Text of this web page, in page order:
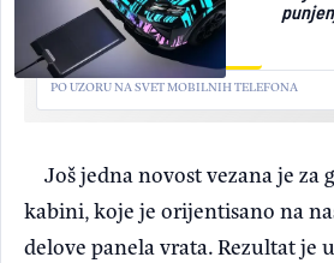
PO UZORU NA SVET MOBILNIH TELEFONA
Još jedna novost vezana je za
kabini, koje je orijentisano na
delove panela vrata. Rezultat je